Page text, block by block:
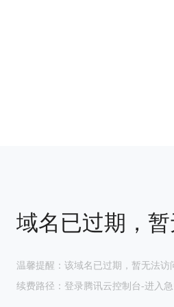
域名已过期，
温馨提醒：该域名已过期，暂无法
续费路径：登录腾讯云控制台-进入